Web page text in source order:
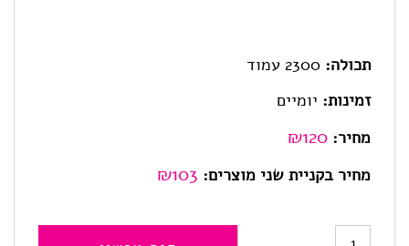
תכולה:2300 עמוד
זמינות:יומיים
מחיר:
₪120
מחיר בקניית שני מוצרים: ₪103
כמות